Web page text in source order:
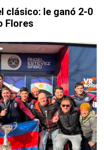
clásico: le ganó 2-0
Flores